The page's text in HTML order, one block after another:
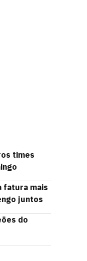
times
fatura mais
juntos
do